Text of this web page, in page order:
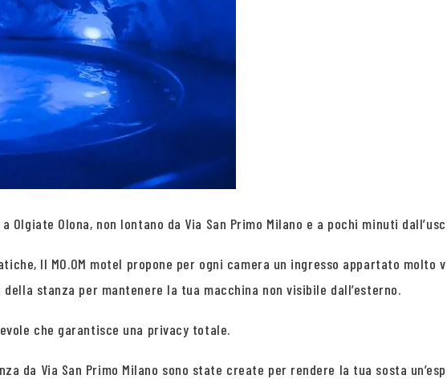
Olgiate Olona, non lontano da Via San Primo Milano e a pochi minuti
Il MO.OM motel propone per ogni camera un ingresso appartato molto
stanza per mantenere la tua macchina non visibile dall’esterno.
che garantisce una privacy totale.
da Via San Primo Milano sono state create per rendere la tua sosta